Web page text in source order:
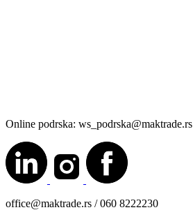
Online podrska: ws_podrska@maktrade.rs
office@maktrade.rs / 060 8222230